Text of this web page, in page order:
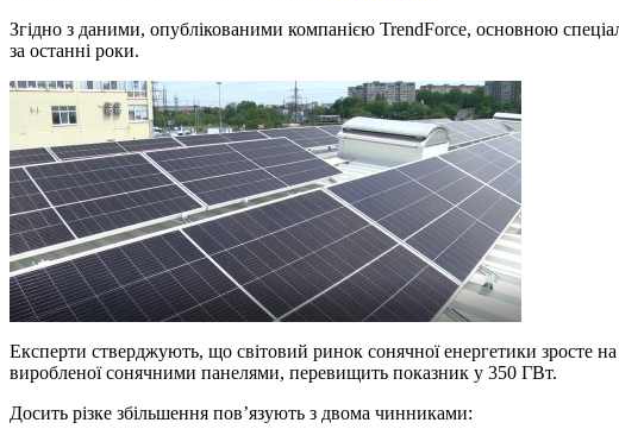
Згідно з даними, опублікованими компанією TrendForce, основною
за останні роки.
Експерти стверджують, що світовий ринок сонячної енергетики зросте
виробленої сонячними панелями, перевищить показник у 350 ГВт.
Досить різке збільшення пов’язують з двома чинниками: